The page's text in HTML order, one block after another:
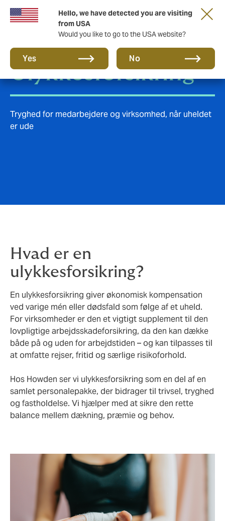
Hello, we have detected you are visiting
from USA
Would you like to go to the USA website?
Yes No
Ulykkesforsikring
Tryghed for medarbejdere og virksomhed, når uheldet
er ude
Hvad er en
ulykkesforsikring?
En ulykkesforsikring giver økonomisk kompensation
ved varige mén eller dødsfald som følge af et uheld.
For virksomheder er den et vigtigt supplement til den
lovpligtige arbejdsskadeforsikring, da den kan dække
både på og uden for arbejdstiden – og kan tilpasses til
at omfatte rejser, fritid og særlige risikoforhold.
Hos Howden ser vi ulykkesforsikring som en del af en
samlet personalepakke, der bidrager til trivsel, tryghed
og fastholdelse. Vi hjælper med at sikre den rette
balance mellem dækning, præmie og behov.